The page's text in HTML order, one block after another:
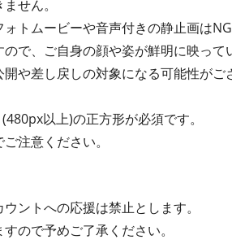
せん。
トムービーや音声付きの静止画はNG
で、ご自身の顔や姿が鮮明に映って
や差し戻しの対象になる可能性が
以上)の正方形が必須です。
注意ください。
ントへの応援は禁止とします。
ので予めご了承ください。